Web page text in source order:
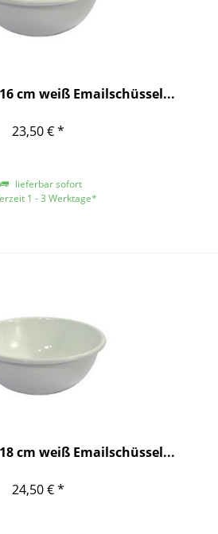
cm weiß Emailschüssel...
23,50 € *
lieferbar sofort
1 - 3 Werktage*
cm weiß Emailschüssel...
24,50 € *